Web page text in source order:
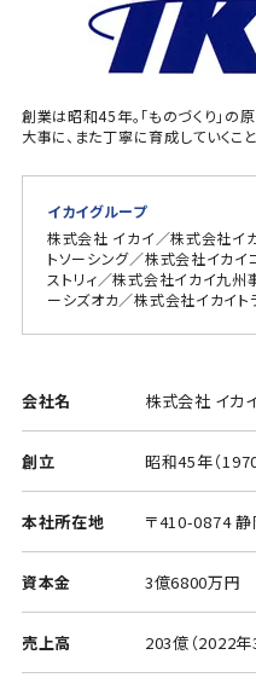
創業は昭和45年。「ものづくり」の
大事に、また丁寧に育成していくこと
イカイグループ
株式会社 イカイ／株式会社イ
トソーシング／株式会社イカイ
ストリィ／株式会社イカイ九
ーシズオカ／株式会社イカイト
会社名 株式会社 イカ
創立 昭和45年（
本社所在地 〒410-0874
資本金 3億6800万円
売上高 203億（2022年